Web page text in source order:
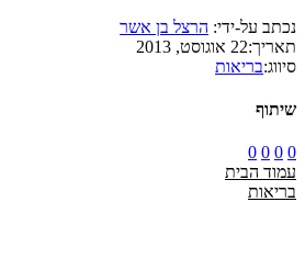
נכתב על-ידי: הרצל בן אשר
תאריך:22 אוגוסט, 2013
סיווג:בריאות
שיתוף
0
0
0
0
עמוד הבית
בריאות